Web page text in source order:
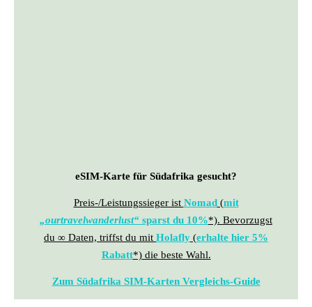
eSIM-Karte für Südafrika gesucht?
Preis-/Leistungssieger ist Nomad(mit
„ourtravelwanderlust“ sparst du 10%*). Bevorzugst
du ∞ Daten, triffst du mit Holafly (erhalte hier 5%
Rabatt*) die beste Wahl.
Zum Südafrika SIM-Karten Vergleichs-Guide